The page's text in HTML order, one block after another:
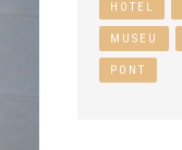
HOTEL
MUSEU
PONT